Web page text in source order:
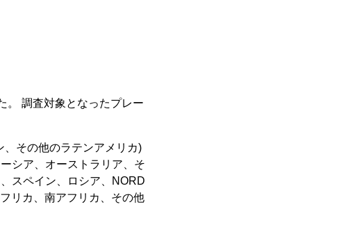
。 調査対象となったプレー
、その他のラテンアメリカ)
シア、オーストラリア、そ
スペイン、ロシア、NORD
リカ、南アフリカ、その他